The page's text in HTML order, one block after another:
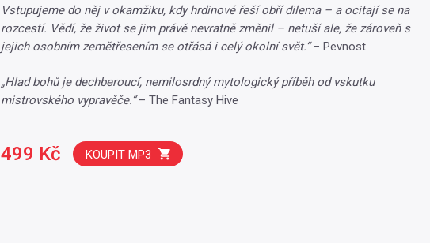
Vstupujeme do něj v okamžiku, kdy hrdinové řeší obří dilema – a ocitají se na
rozcestí. Vědí, že život se jim právě nevratně změnil – netuší ale, že zároveň s
jejich osobním zemětřesením se otřásá i celý okolní svět.“– Pevnost
„Hlad bohů je dechberoucí, nemilosrdný mytologický příběh od vskutku
mistrovského vypravěče.“– The Fantasy Hive
499 Kč KOUPIT MP3